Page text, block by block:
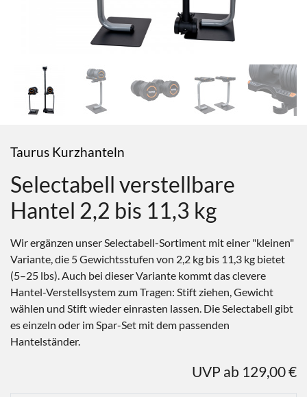
Taurus Kurzhanteln
Selectabell verstellbare
Hantel 2,2 bis 11,3 kg
Wir ergänzen unser Selectabell-Sortiment mit einer "kleinen"
Variante, die 5 Gewichtsstufen von 2,2 kg bis 11,3 kg bietet
(5–25 lbs). Auch bei dieser Variante kommt das clevere
Hantel-Verstellsystem zum Tragen: Stift ziehen, Gewicht
wählen und Stift wieder einrasten lassen. Die Selectabell gibt
es einzeln oder im Spar-Set mit dem passenden
Hantelständer.
UVP ab 129,00 €